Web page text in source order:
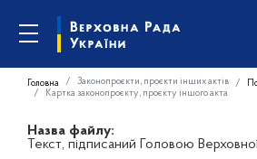
Головна Законопроєкти, проєкти інших актів
Картка законопроєкту, проєкту іншого акта
Назва файлу:
Текст, підписаний Головою